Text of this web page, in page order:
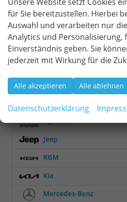
Focus Turnier2
Grand Tourneo9
Kuga 11
Puma7
Tourneo Courier8
Transit1
Hyundai
Jeep
KGM
Kia
Mercedes-Benz
für Sie bereitzustellen. Hierbei
Auswahl und verarbeiten nur
Analytics und Personalisierung,
Einverständnis geben. Sie
jederzeit mit Wirkung für die
Alle akzeptieren Alle ablehnen
Datenschutzerklärung